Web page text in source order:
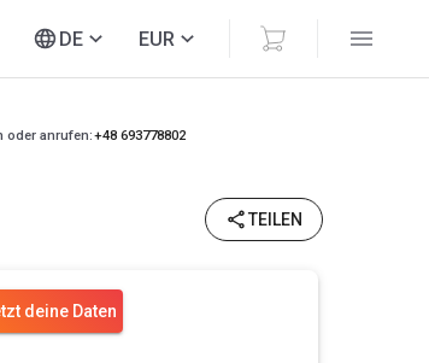
DE EUR
oder anrufen:+48 693778802
TEILEN
deine Daten